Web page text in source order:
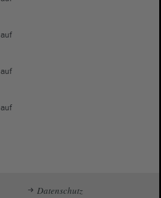
Datenschutz